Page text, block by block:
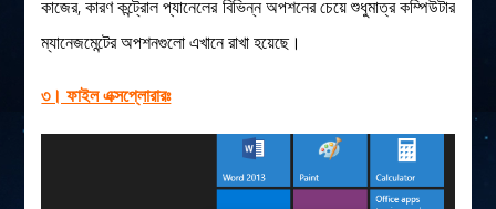
কাজের, কারণ কন্ট্রোল প্যানেলের বিভিন্ন অপশনের চেয়ে শুধুমাত্র কম্পিউটার
ম্যানেজমেন্টের অপশনগুলো এখানে রাখা হয়েছে।
৩। ফাইল এক্সপ্লোরারঃ